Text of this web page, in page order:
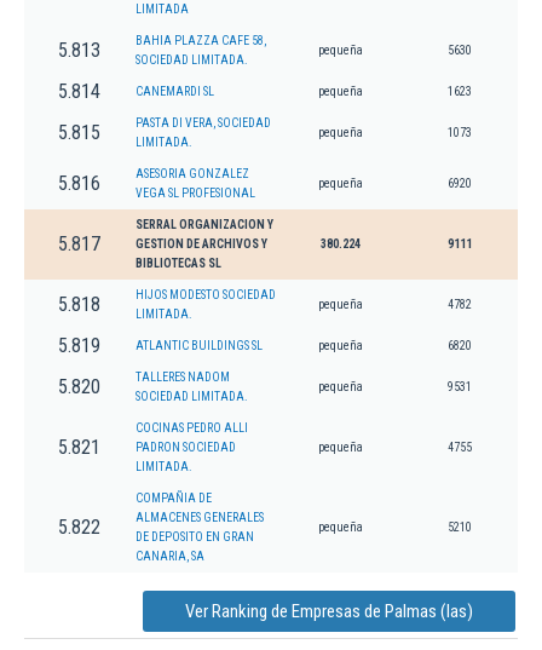
LIMITADA
5.813
BAHIA PLAZZA CAFE 58,
SOCIEDAD LIMITADA.
pequeña 5630
5.814 CANEMARDI SL pequeña 1623
5.815
PASTA DI VERA, SOCIEDAD
LIMITADA.
pequeña 1073
5.816
ASESORIA GONZALEZ
VEGA SL PROFESIONAL
pequeña 6920
5.817
SERRAL ORGANIZACION Y
GESTION DE ARCHIVOS Y
BIBLIOTECAS SL
380.224 9111
5.818
HIJOS MODESTO SOCIEDAD
LIMITADA.
pequeña 4782
5.819 ATLANTIC BUILDINGS SL pequeña 6820
5.820
TALLERES NADOM
SOCIEDAD LIMITADA.
pequeña 9531
5.821
COCINAS PEDRO ALLI
PADRON SOCIEDAD
LIMITADA.
pequeña 4755
5.822
COMPAÑIA DE
ALMACENES GENERALES
DE DEPOSITO EN GRAN
CANARIA, SA
pequeña 5210
Ver Ranking de Empresas de Palmas (las)